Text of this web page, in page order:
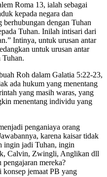
Roma 13, ialah sebagai
kepada negara dan
berhubungan dengan Tuhan
Tuhan. Inilah intisari dari
Intinya, untuk urusan antar
untuk urusan antar
Tuhan.
Roh dalam Galatia 5:22-23,
ada hukum yang menentang
yang masih waras, yang
menentang individu yang
penganiaya orang
karena kaisar tidak
ingin jadi Tuhan, ingin
Calvin, Zwingli, Anglikan dll
mereka?
konsep jemaat PB yang